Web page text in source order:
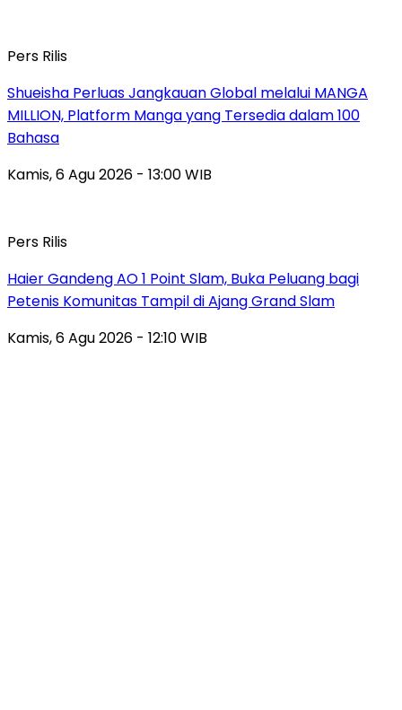
Pers Rilis
Shueisha Perluas Jangkauan Global melalui MANGA
MILLION, Platform Manga yang Tersedia dalam 100
Bahasa
Kamis, 6 Agu 2026 - 13:00 WIB
Pers Rilis
Haier Gandeng AO 1 Point Slam, Buka Peluang bagi
Petenis Komunitas Tampil di Ajang Grand Slam
Kamis, 6 Agu 2026 - 12:10 WIB